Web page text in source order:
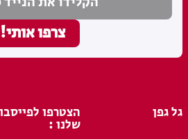
גל גפן הצטרפו
שלנו :